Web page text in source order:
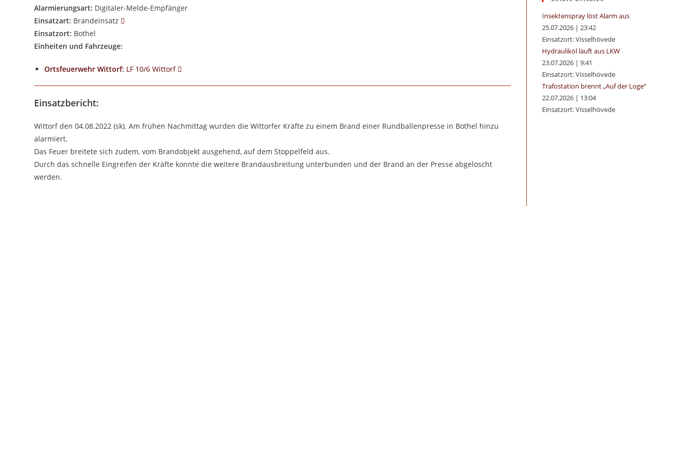
Alarmierungsart: Digitaler-Melde-Empfänger
Einsatzart: Brandeinsatz
Einsatzort: Bothel
Einheiten und Fahrzeuge:
Ortsfeuerwehr Wittorf: LF 10/6 Wittorf
Einsatzbericht:
Wittorf den 04.08.2022 (sk). Am frühen Nachmittag wurden die Wittorfer Kräfte zu einem Brand einer Rundballenpresse in Bothel hinzu
alarmiert.
Das Feuer breitete sich zudem, vom Brandobjekt ausgehend, auf dem Stoppelfeld aus.
Durch das schnelle Eingreifen der Kräfte konnte die weitere Brandausbreitung unterbunden und der Brand an der Presse abgelöscht
werden.
Insektenspray löst Alarm aus
25.07.2026| 23:42
Einsatzort: Visselhövede
Hydrauliköl läuft aus LKW
23.07.2026| 9:41
Einsatzort: Visselhövede
Trafostation brennt „Auf der Loge“
22.07.2026| 13:04
Einsatzort: Visselhövede